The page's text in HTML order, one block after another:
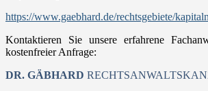
https://www.gaebhard.de/rechtsgebiete/
Kontaktieren Sie unsere erfahrene
kostenfreier Anfrage:
DR. GÄBHARD